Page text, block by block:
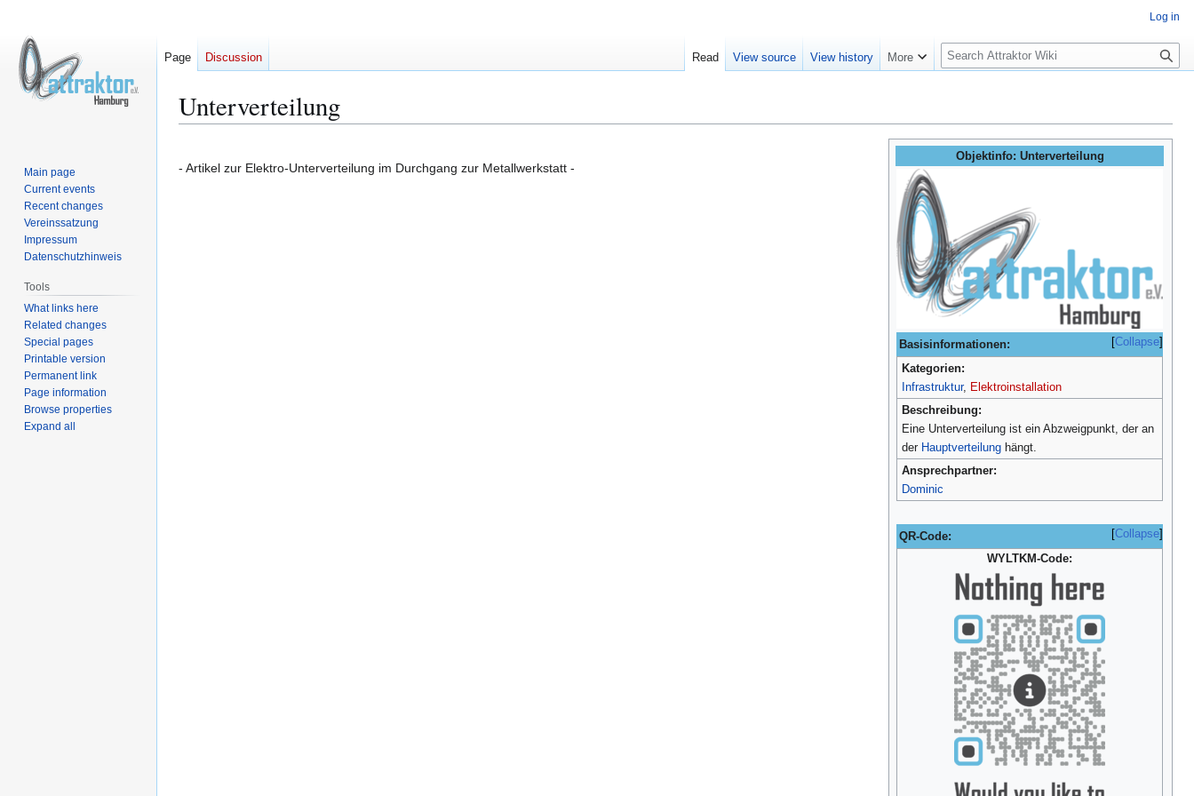
Unterverteilung
to
to
Objektinfo: Unterverteilung
Collapse
Basisinformationen:
Kategorien:
Infrastruktur, Elektroinstallation
Beschreibung:
Eine Unterverteilung ist ein Abzweigpunkt, der an
der Hauptverteilung hängt.
Ansprechpartner:
Dominic
Collapse
QR-Code:
WYLTKM-Code:
- Artikel zur Elektro-Unterverteilung im Durchgang zur Metallwerkstatt -
Log in
Page Discussion Read View source View history More
S
e
c
h
Main page
Current events
Recent changes
Vereinssatzung
Impressum
Datenschutzhinweis
Tools
What links here
Related changes
Special pages
Printable version
Permanent link
Page information
Browse properties
Expand all